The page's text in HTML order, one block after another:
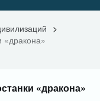
>
«дракона»
«дракона»